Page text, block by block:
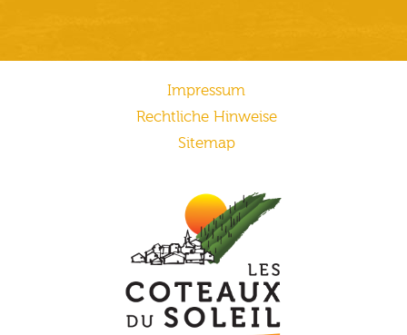
Impressum
Rechtliche Hinweise
Sitemap